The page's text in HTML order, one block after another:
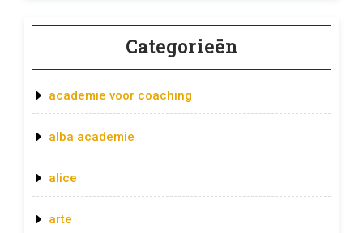
Categorieën
academie voor coaching
alba academie
alice
arte